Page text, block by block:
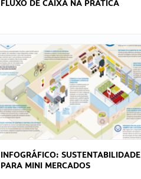
FLUXO DE CAIXA NA PRÁTICA
INFOGRÁFICO: SUSTENTABILIDADE
PARA MINI MERCADOS